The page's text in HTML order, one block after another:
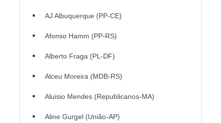
AJ Albuquerque (PP-CE)
Afonso Hamm (PP-RS)
Alberto Fraga (PL-DF)
Alceu Moreira (MDB-RS)
Aluisio Mendes (Republicanos-MA)
Aline Gurgel (União-AP)